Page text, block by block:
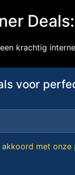
krachtig
voor
akkoord met onze